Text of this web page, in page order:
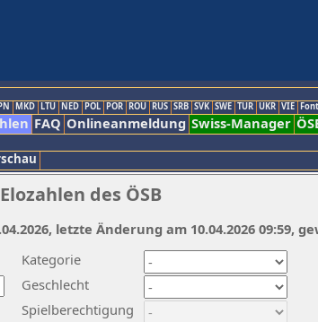
MKD LTU NED POL POR ROU RUS SRB SVK SWE TUR UKR VIE
FAQ Onlineanmeldung Swiss-Manager
des ÖSB
Kategorie
Geschlecht
Spielberechtigung
letzte Änderung am 10.04.2026 09:59,